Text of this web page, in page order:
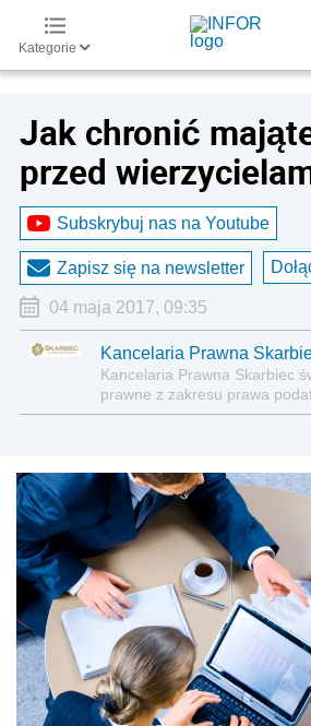
Kategorie
Jak chronić
przed
Subskrybuj nas na Youtube
Zapisz się na newsletter
04 maja 2017, 09:35
Kancelaria Prawna
Kancelaria Prawna Skarbiec
prawne z zakresu prawa
gospodarczego, cywilnego i